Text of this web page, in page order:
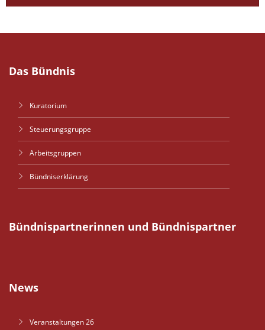
Das Bündnis
Kuratorium
Steuerungsgruppe
Arbeitsgruppen
Bündniserklärung
Bündnispartnerinnen und Bündnispartner
News
Veranstaltungen 26